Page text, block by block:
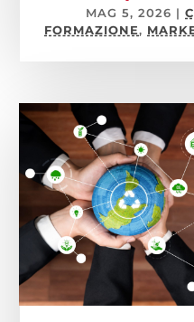
MAG 5, 2026 |
FORMAZIONE,